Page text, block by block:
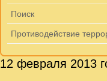
Поиск
Противодействие
12 февраля 2013